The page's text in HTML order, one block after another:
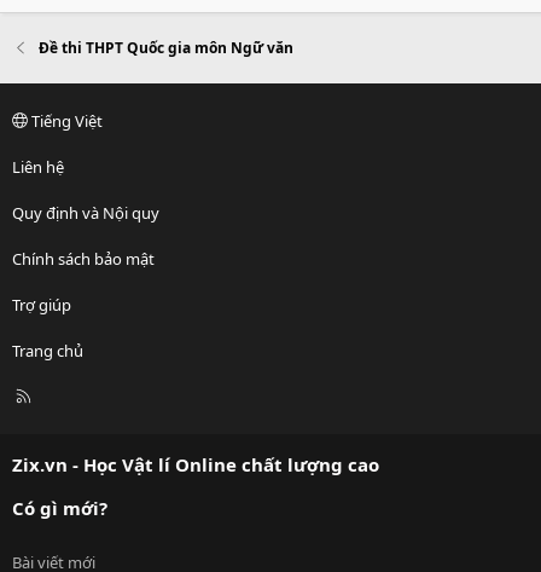
Đề thi THPT Quốc gia môn Ngữ văn
Tiếng Việt
Liên hệ
Quy định và Nội quy
Chính sách bảo mật
Trợ giúp
Trang chủ
R
Zix.vn - Học Vật lí Online chất lượng cao
Có gì mới?
Bài viết mới